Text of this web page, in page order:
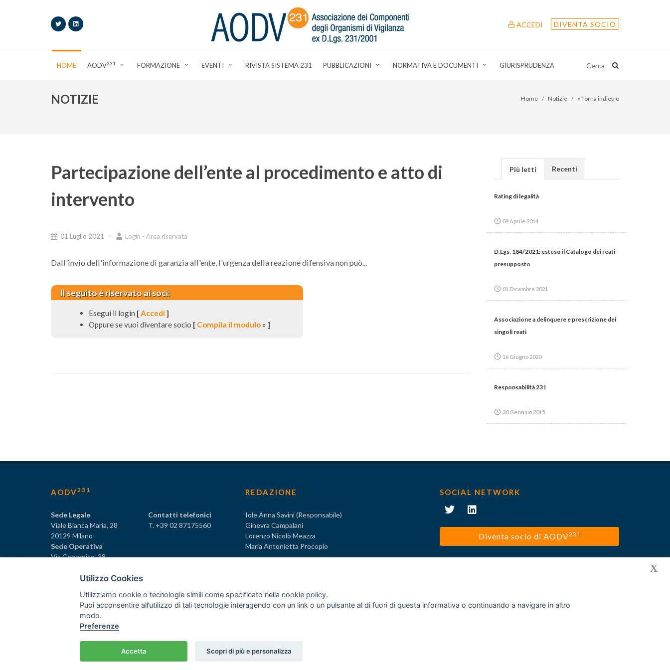
ACCEDI DIVENTA SOCIO
HOME AODV231 FORMAZIONE EVENTI RIVISTA SISTEMA 231 PUBBLICAZIONI NORMATIVA E DOCUMENTI GIURISPRUDENZA Cerca
NOTIZIE Home Notizie « Torna indietro
Partecipazione dell’ente al procedimento e atto di
intervento
01 Luglio 2021 Login - Area riservata
Dall'invio dell'informazione di garanzia all'ente, l'urgenza della reazione difensiva non può...
Il seguito è riservato ai soci:
Esegui il login [Accedi]
Oppure se vuoi diventare socio [ Compila il modulo » ]
Più letti Recenti
Rating di legalità
09 Aprile 2014
D.Lgs. 184/2021: esteso il Catalogo dei reati
presupposto
01 Dicembre 2021
Associazione a delinquere e prescrizione dei
singoli reati
16 Giugno 2020
Responsabilità 231
30 Gennaio 2015
AODV 231
Sede Legale
Viale Bianca Maria, 28
20129 Milano
Sede Operativa
Via Copernico, 38
Contatti telefonici
T. +39 02 87175560
REDAZIONE
Iole Anna Savini (Responsabile)
Ginevra Campalani
Lorenzo Nicolò Meazza
Maria Antonietta Procopio
SOCIAL NETWORK
Diventa socio di AODV231
© Tutti i diritti riservati AODV
Associazione dei Componenti degli Organismi di Vigilanza ex D.Lgs. 231/2001
Utilizzo Cookies
Utilizziamo cookie o tecnologie simili come specificato nella cookie policy.
Puoi acconsentire all’utilizzo di tali tecnologie interagendo con un link o un pulsante al di fuori di questa informativa o continuando a navigare in altro
modo.
Preferenze
Accetta
X
Scopri di più e personalizza